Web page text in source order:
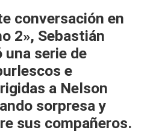
conversación en
2», Sebastián
una serie de
e
a Nelson
sorpresa y
sus compañeros.